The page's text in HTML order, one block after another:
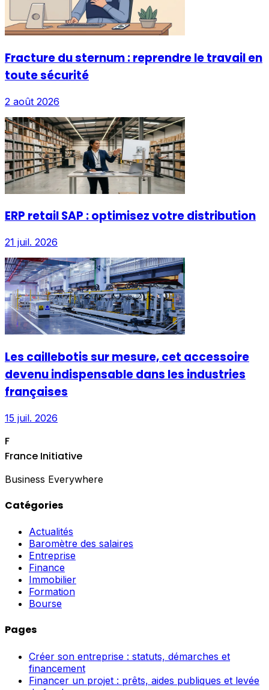
Fracture du sternum : reprendre le travail en
toute sécurité
2 août 2026
ERP retail SAP : optimisez votre distribution
21 juil. 2026
Les caillebotis sur mesure, cet accessoire
devenu indispensable dans les industries
françaises
15 juil. 2026
F
France Initiative
Business Everywhere
Catégories
Actualités
Baromètre des salaires
Entreprise
Finance
Immobilier
Formation
Bourse
Pages
Créer son entreprise : statuts, démarches et
financement
Financer un projet : prêts, aides publiques et levée